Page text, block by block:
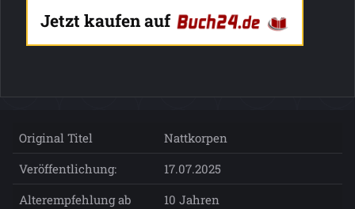
Jetzt kaufen auf
Original Titel
Nattkorpen
Veröffentlichung:
17.07.2025
Alterempfehlung ab
10 Jahren